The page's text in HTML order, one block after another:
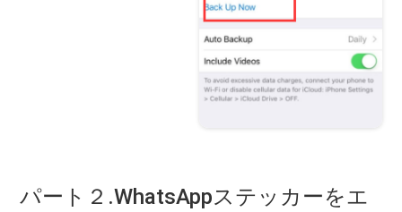
パート２.WhatsAppステッカーをエ